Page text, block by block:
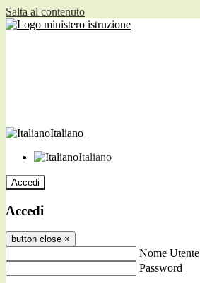
Salta al contenuto
Italiano
Italiano
Accedi
Accedi
button close ×
Nome Utente
Password